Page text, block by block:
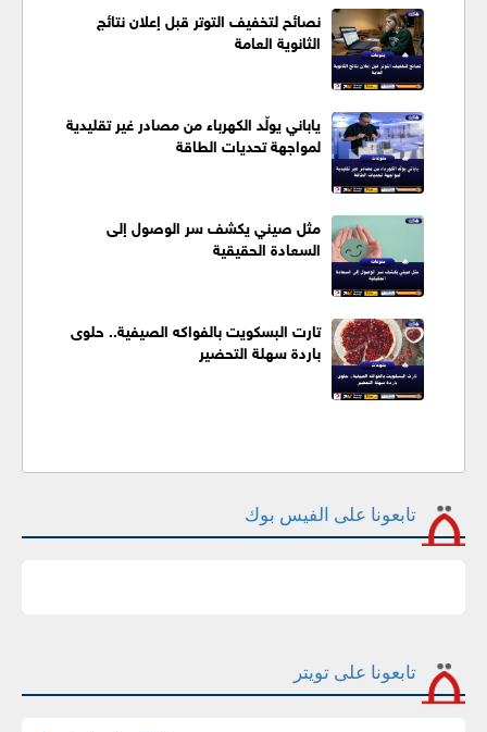
نصائح لتخفيف التوتر قبل إعلان نتائج
الثانوية العامة
ياباني يولّد الكهرباء من مصادر غير تقليدية
لمواجهة تحديات الطاقة
مثل صيني يكشف سر الوصول إلى
السعادة الحقيقية
تارت البسكويت بالفواكه الصيفية.. حلوى
باردة سهلة التحضير
تابعونا على الفيس بوك
تابعونا على تويتر